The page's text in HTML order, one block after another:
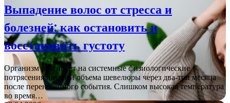
Выпадение волос от стресса и
болезней: как остановить и
восстановить густоту
Организм реагирует на системные физиологические
потрясения потерей объема шевелюры через два-три месяца
после перенесенного события. Слишком высокая температура
во время…